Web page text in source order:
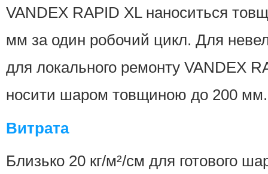
VANDEX RAPID XL наноситься
мм за один робочий цикл. Для
для локального ремонту VANDEX
носити шаром товщиною до 200 мм.
Витрата
Близько 20 кг/м²/см для готового